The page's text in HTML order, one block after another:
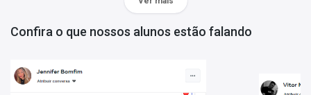
internet), seja pelo computador, tablet ou smartphone;
• Acesso ilimitado. Assista quantas vezes quiser pelo período de
• Videoaulas podem ser aceleradas para otimizar ainda mais seu
tempo de estudo;
Confira o que nossos alunos estão falando